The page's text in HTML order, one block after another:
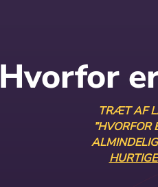
Hvorfor
TRÆT AF
”HVORFOR